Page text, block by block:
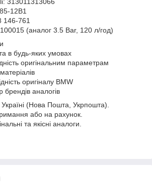
313011313066
12B1
761
(аналог 3.5 Bar, 120 л/год)
в будь-яких умовах
оригінальним параметрам
оригіналу BMW
аналогів
Україні (Нова Пошта, Укрпошта).
або на рахунок.
та якісні аналоги.